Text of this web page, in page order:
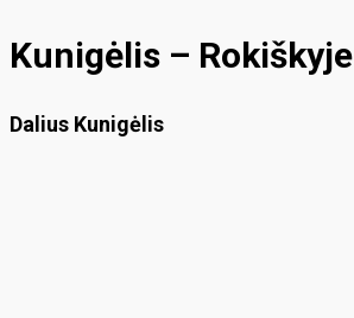
Kunigėlis – Rokiškyje
Dalius Kunigėlis